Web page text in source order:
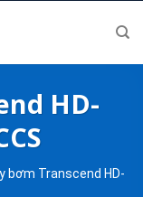
HD-
bơm Transcend HD-